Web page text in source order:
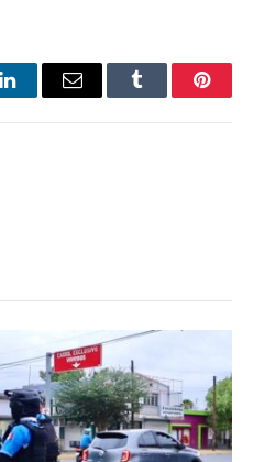
LinkedInEmail Tumblr